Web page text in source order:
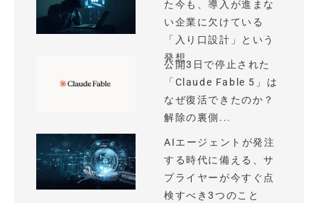
た今も、導入が進まな
い企業に欠けている
「入り口設計」という
発想
公開3日で停止された
「Claude Fable 5」は
なぜ復活できたのか？
解除の裏側...
AIエージェントが発注
する時代に備える、サ
プライヤーが今すぐ点
検すべき3つのこと